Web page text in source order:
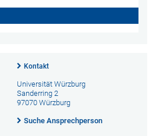
Kontakt
Universität Würzburg
Sanderring 2
97070 Würzburg
Suche Ansprechperson